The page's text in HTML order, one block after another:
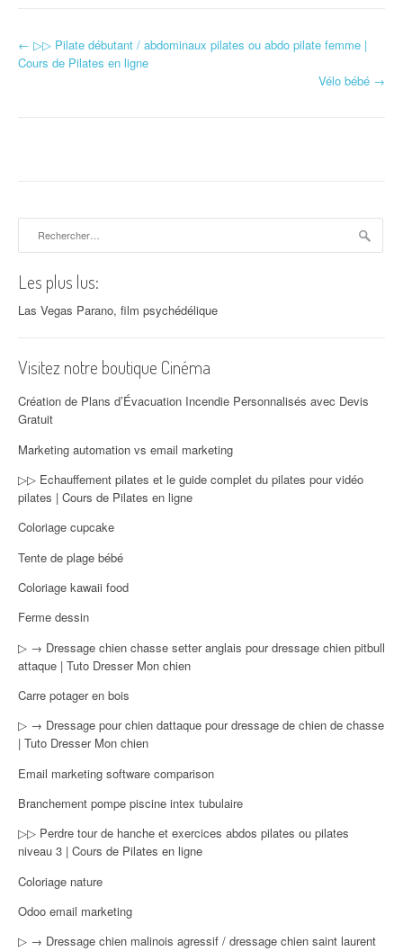
Navigation d'article
← ▷▷ Pilate débutant / abdominaux pilates ou abdo pilate femme |
Cours de Pilates en ligne
Vélo bébé →
Les plus lus:
Las Vegas Parano, film psychédélique
Visitez notre boutique Cinéma
Création de Plans d’Évacuation Incendie Personnalisés avec Devis
Gratuit
Marketing automation vs email marketing
▷▷ Echauffement pilates et le guide complet du pilates pour vidéo
pilates | Cours de Pilates en ligne
Coloriage cupcake
Tente de plage bébé
Coloriage kawaii food
Ferme dessin
▷ → Dressage chien chasse setter anglais pour dressage chien pitbull
attaque | Tuto Dresser Mon chien
Carre potager en bois
▷ → Dressage pour chien dattaque pour dressage de chien de chasse
| Tuto Dresser Mon chien
Email marketing software comparison
Branchement pompe piscine intex tubulaire
▷▷ Perdre tour de hanche et exercices abdos pilates ou pilates
niveau 3 | Cours de Pilates en ligne
Coloriage nature
Odoo email marketing
▷ → Dressage chien malinois agressif / dressage chien saint laurent